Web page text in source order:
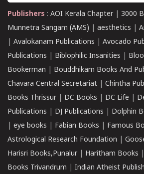
Publishers : AOI Kerala Chapter| 3000
Munnetra Sangam (AMS)
aesthetics
Avalokanam Publications Avocado
Publications
Biblophilic Insanities
Bookerman
Bouddhikam Books And
Chavara Central Secretariat
Chintha
Books Thrissur| DC Books DC Life
Publications
DJ Publications Dolphin
eye books Fabian Books Famous
Astrological Research Foundation
Harisri Books,Punalur| Haritham Books
Books Trivandrum
Indian Atheist